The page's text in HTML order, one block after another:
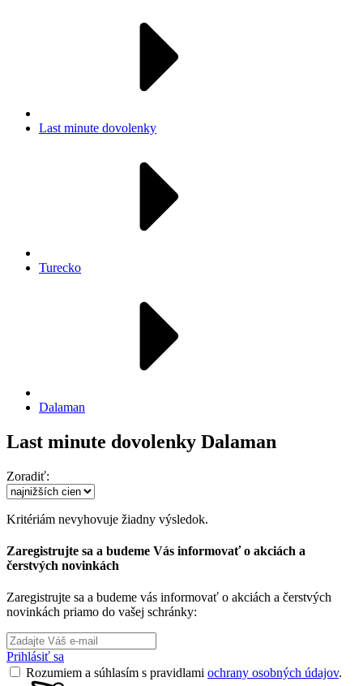
Last minute dovolenky
Turecko
Dalaman
Last minute dovolenky Dalaman
Zoradiť:
Kritériám nevyhovuje žiadny výsledok.
Zaregistrujte sa a budeme Vás informovať o akciách a
čerstvých novinkách
Zaregistrujte sa a budeme vás informovať o akciách a čerstvých
novinkách priamo do vašej schránky:
Prihlásiť sa
Rozumiem a súhlasím s pravidlami ochrany osobných údajov.